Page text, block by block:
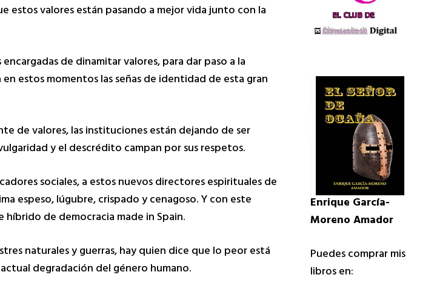
estos valores están pasando a mejor vida junto con la
de dinamitar valores, para dar paso a la
estos momentos las señas de identidad de esta gran
de valores, las instituciones están dejando de ser
y el descrédito campan por sus respetos.
sociales, a estos nuevos directores espirituales de
espeso, lúgubre, crispado y cenagoso. Y con este
de democracia made in Spain.
naturales y guerras, hay quien dice que lo peor está
degradación del género humano.
Enrique García-
Moreno Amador
Puedes comprar mis
libros en: